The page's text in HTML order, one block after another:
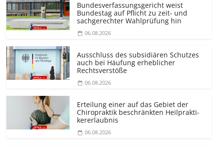
Bundesver­fassungsgericht weist
Bundestag auf Pflicht zu zeit- und
sachgerechter Wahlprüfung hin
06.08.2026
Ausschluss des subsidiären Schutzes
auch bei Häufung erheblicher
Rechtsverstöße
06.08.2026
Erteilung einer auf das Gebiet der
Chiropraktik beschränkten Heilprakti­
kererlaubnis
06.08.2026